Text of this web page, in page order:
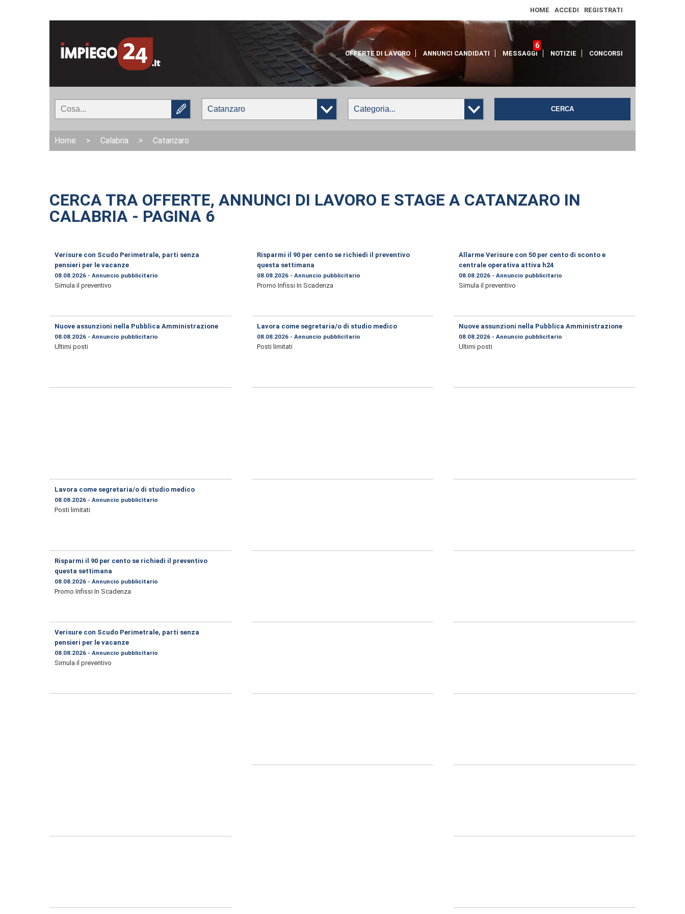
HOME ACCEDI REGISTRATI
OFFERTE DI LAVORO ANNUNCI CANDIDATI
6
MESSAGGI NOTIZIE CONCORSI
CERCA
Home > Calabria > Catanzaro
CERCA TRA OFFERTE, ANNUNCI DI LAVORO E STAGE A CATANZARO IN
CALABRIA - PAGINA 6
Verisure con Scudo Perimetrale, parti senza
pensieri per le vacanze
08.08.2026 - Annuncio pubblicitario
Simula il preventivo
Nuove assunzioni nella Pubblica Amministrazione
08.08.2026 - Annuncio pubblicitario
Ultimi posti
Risparmi il 90 per cento se richiedi il preventivo
questa settimana
08.08.2026 - Annuncio pubblicitario
Promo Infissi In Scadenza
Lavora come segretaria/o di studio medico
08.08.2026 - Annuncio pubblicitario
Posti limitati
Allarme Verisure con 50 per cento di sconto e
centrale operativa attiva h24
08.08.2026 - Annuncio pubblicitario
Simula il preventivo
Nuove assunzioni nella Pubblica Amministrazione
08.08.2026 - Annuncio pubblicitario
Ultimi posti
Lavora come segretaria/o di studio medico
08.08.2026 - Annuncio pubblicitario
Posti limitati
Risparmi il 90 per cento se richiedi il preventivo
questa settimana
08.08.2026 - Annuncio pubblicitario
Promo Infissi In Scadenza
Verisure con Scudo Perimetrale, parti senza
pensieri per le vacanze
08.08.2026 - Annuncio pubblicitario
Simula il preventivo